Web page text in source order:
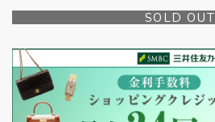
SOLD OUT